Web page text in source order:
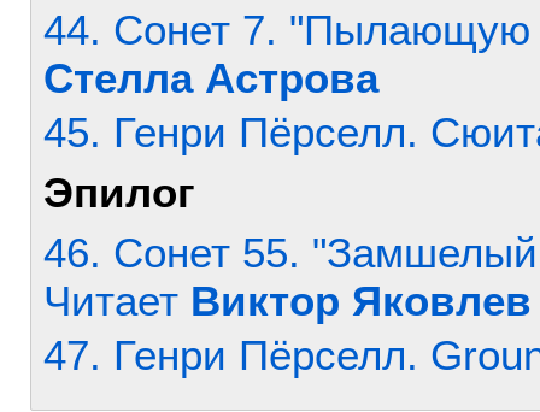
44. Сонет 7. "Пылающую
Стелла Астрова
45. Генри Пёрселл.
Эпилог
46. Сонет 55.
Читает Виктор Яковлев
47. Генри Пёрселл.